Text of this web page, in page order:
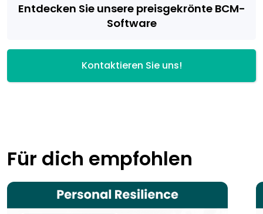
Entdecken Sie unsere preisgekrönte BCM-
Software
Kontaktieren Sie uns!
Für dich empfohlen